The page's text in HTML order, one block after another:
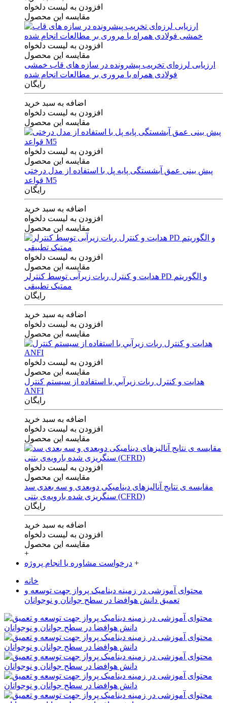
افزودن به لیست دلخواه
مقایسه این محصول
افزودن به لیست دلخواه
مقایسه این محصول
ارزیابی لرزه‌ای تخریب پیشرونده در سازه های قاب خمشی
فولادی همراه با مروری بر مطالعات انجام شده
رایگان
اضافه به سبد خرید
افزودن به لیست دلخواه
مقایسه این محصول
افزودن به لیست دلخواه
مقایسه این محصول
پیش بینی عمق آبشستگی پایه پل با استفاده از مدل درختی
قواعد M5
رایگان
اضافه به سبد خرید
افزودن به لیست دلخواه
مقایسه این محصول
افزودن به لیست دلخواه
مقایسه این محصول
هدایت و کنترل ربات زیرآبی توسط کنترلر PD و الگوریتم
ممتیک تطبیقی
رایگان
اضافه به سبد خرید
افزودن به لیست دلخواه
مقایسه این محصول
افزودن به لیست دلخواه
مقایسه این محصول
هدايت و كنترل ربات زيرآبي با استفاده از سيستم كنترل
ANFI
رایگان
اضافه به سبد خرید
افزودن به لیست دلخواه
مقایسه این محصول
افزودن به لیست دلخواه
مقایسه این محصول
مقایسه ی‌ نتایج آنالیزهای‌ دینامیکی‌ دوبعدی‌ و‌ سه بعدی‌ سد
سنگریزی‌ شده با‌رویه‌ی‌ بتنی‌ (CFRD)
رایگان
اضافه به سبد خرید
افزودن به لیست دلخواه
مقایسه این محصول
+
درخواست مشاوره یا انجام پروژه +
خانه
محتوای آموزشی در زمینه دینامیک پرواز جهت توسعه و
تعمیق دانش هوافضا در سطح جوانان و نوجوانان